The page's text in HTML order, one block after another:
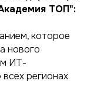
ТОП":
которое
нового
ИТ-
регионах